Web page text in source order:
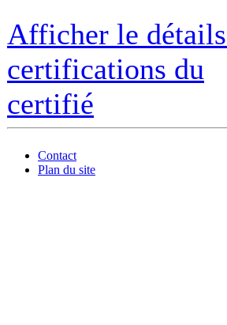
Afficher le
certifications du
certifié
Contact
Plan du site